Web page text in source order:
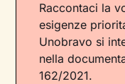
Raccontaci la
esigenze
Unobravo si
nella
162/2021.